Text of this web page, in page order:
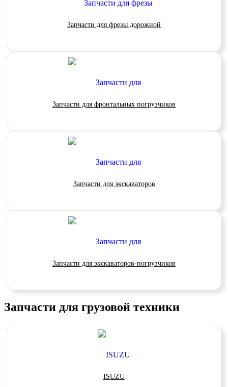
Запчасти для фрезы дорожной
Запчасти для фронтальных погрузчиков
Запчасти для экскаваторов
Запчасти для экскаваторов-погрузчиков
Запчасти для грузовой техники
ISUZU